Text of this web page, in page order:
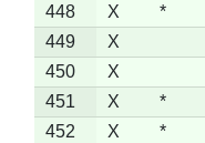
448
X *
449
X
450
X
451
X *
452
X *